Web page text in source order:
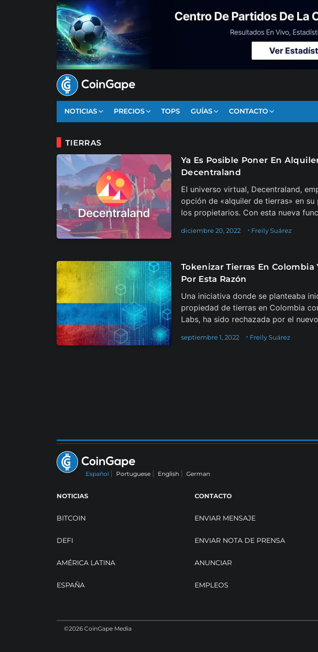
NOTICIAS PRECIOS TOPS GUÍAS CONTACTO
TIERRAS
Ya Es Posible Poner En
Decentraland
El universo virtual, Decentraland,
opción de «alquiler de tierras» en
los propietarios. Con esta nueva
Freily Suárez
diciembre 20, 2022
Tokenizar Tierras En Colombia
Por Esta Razón
Una iniciativa donde se planteaba
propiedad de tierras en Colombia
Labs, ha sido rechazada por el
Freily Suárez
septiembre 1, 2022
Español Portuguese English German
NOTICIAS
BITCOIN
DEFI
AMÉRICA LATINA
ESPAÑA
CONTACTO
ENVIAR MENSAJE
ENVIAR NOTA DE PRENSA
ANUNCIAR
EMPLEOS
©2026 CoinGape Media